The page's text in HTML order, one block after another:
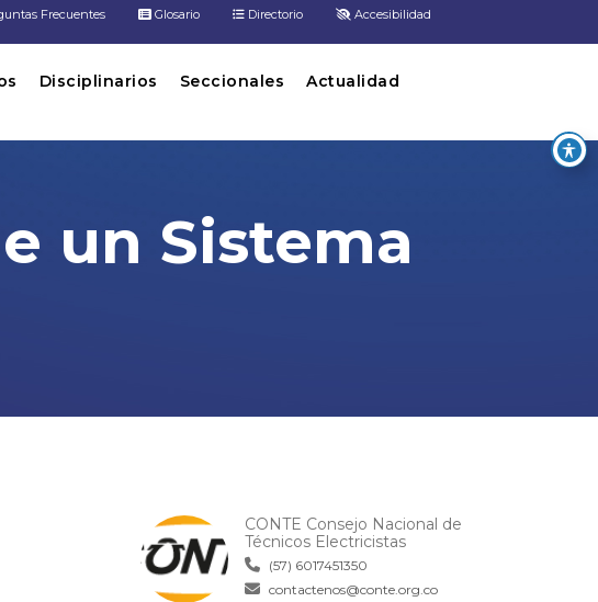
Frecuentes Glosario Directorio Accesibilidad
Disciplinarios Seccionales Actualidad
un Sistema
CONTE Consejo Nacional de
Técnicos Electricistas
(57) 6017451350
contactenos@conte.org.co